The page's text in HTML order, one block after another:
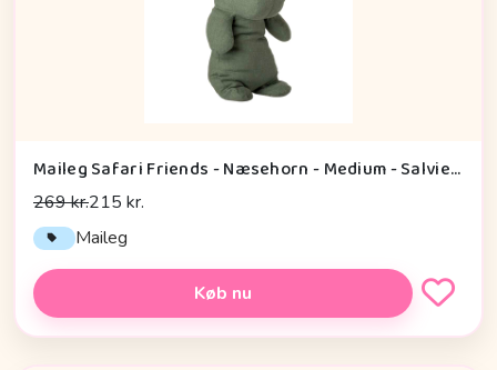
Maileg Safari Friends - Næsehorn - Medium - Salviegrøn
269 kr.215 kr.
Maileg
Køb nu